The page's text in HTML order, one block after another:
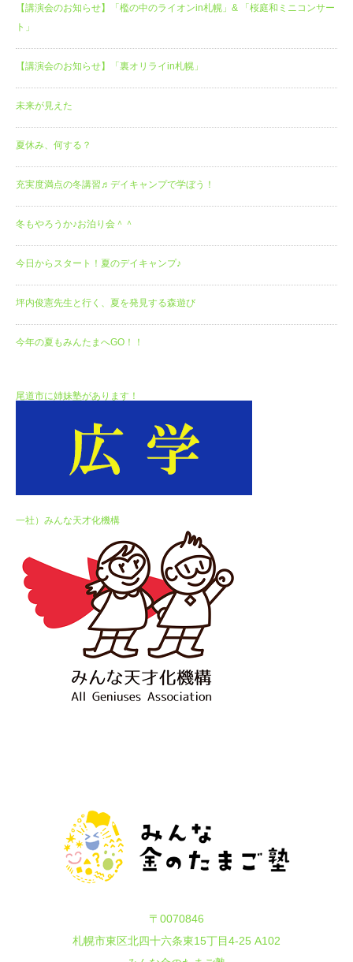
【講演会のお知らせ】「檻の中のライオンin札幌」& 「桜庭和ミニコンサー
ト」
【講演会のお知らせ】「裏オリライin札幌」
未来が見えた
夏休み、何する？
充実度満点の冬講習♬デイキャンプで学ぼう！
冬もやろうか♪お泊り会＾＾
今日からスタート！夏のデイキャンプ♪
坪内俊憲先生と行く、夏を発見する森遊び
今年の夏もみんたまへGO！！
尾道市に姉妹塾があります！
一社）みんな天才化機構
〒0070846
札幌市東区北四十六条東15丁目4-25 A102